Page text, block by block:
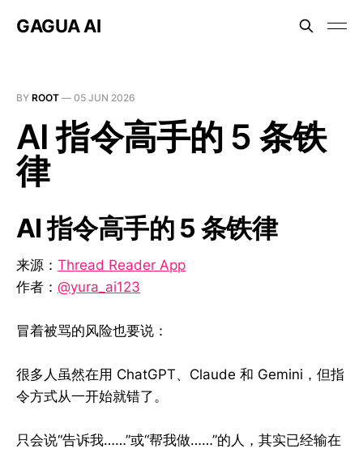
GAGUA AI
BY ROOT — 05 JUN 2026
AI 指令高手的 5 条铁
律
AI 指令高手的 5 条铁律
来源： Thread Reader App
作者： @yura_ai123
冒着被骂的风险也要说：
很多人虽然在用 ChatGPT、Claude 和 Gemini，但指
令方式从一开始就错了。
只会说“告诉我……”或“帮我做……”的人，其实已经输在